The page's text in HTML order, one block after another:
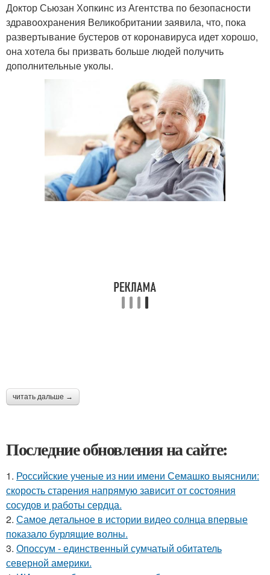
Доктор Сьюзан Хопкинс из Агентства по безопасности
здравоохранения Великобритании заявила, что, пока
развертывание бустеров от коронавируса идет хорошо,
она хотела бы призвать больше людей получить
дополнительные уколы.
читать дальше →
Последние обновления на сайте:
1. Российские ученые из нии имени Семашко выяснили:
скорость старения напрямую зависит от состояния
сосудов и работы сердца.
2. Самое детальное в истории видео солнца впервые
показало бурлящие волны.
3. Опоссум - единственный сумчатый обитатель
северной америки.